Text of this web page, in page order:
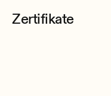
Zertifikate